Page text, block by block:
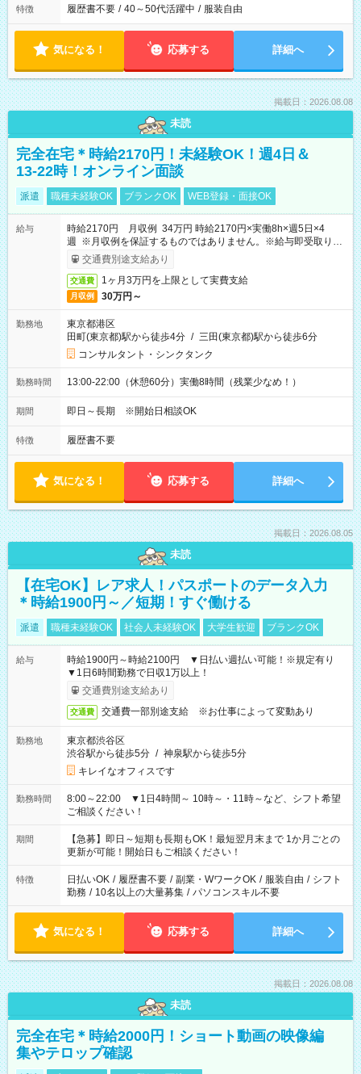
特徴 履歴書不要 / 40～50代活躍中 / 服装自由
気になる！ 応募する 詳細へ
掲載日：2026.08.08
未読
完全在宅＊時給2170円！未経験OK！週4日＆
13-22時！オンライン面談
派遣 職種未経験OK ブランクOK WEB登録・面接OK
給与
時給2170円 月収例 34万円 時給2170円×実働8h×週5日×4
週 ※月収例を保証するものではありません。※給与即受取りサ
ービス利用可（利用条件有）
交通費別途支給あり
交通費 1ヶ月3万円を上限として実費支給
月収例 30万円～
勤務地
東京都港区
田町(東京都)駅から徒歩4分 / 三田(東京都)駅から徒歩6分
コンサルタント・シンクタンク
勤務時間 13:00-22:00（休憩60分）実働8時間（残業少なめ！）
期間 即日～長期 ※開始日相談OK
特徴 履歴書不要
気になる！ 応募する 詳細へ
掲載日：2026.08.05
未読
【在宅OK】レア求人！パスポートのデータ入力
＊時給1900円～／短期！すぐ働ける
派遣 職種未経験OK 社会人未経験OK 大学生歓迎 ブランクOK
給与
時給1900円～時給2100円 ▼日払い週払い可能！※規定有り
▼1日6時間勤務で日収1万以上！
交通費別途支給あり
交通費 交通費一部別途支給 ※お仕事によって変動あり
勤務地
東京都渋谷区
渋谷駅から徒歩5分 / 神泉駅から徒歩5分
キレイなオフィスです
勤務時間
8:00～22:00 ▼1日4時間～ 10時～・11時～など、シフト希望
ご相談ください！
期間
【急募】即日～短期も長期もOK！最短翌月末まで 1か月ごとの
更新が可能！開始日もご相談ください！
特徴 日払いOK / 履歴書不要 / 副業・WワークOK / 服装自由 / シフト
勤務 / 10名以上の大量募集 / パソコンスキル不要
気になる！ 応募する 詳細へ
掲載日：2026.08.08
未読
完全在宅＊時給2000円！ショート動画の映像編
集やテロップ確認